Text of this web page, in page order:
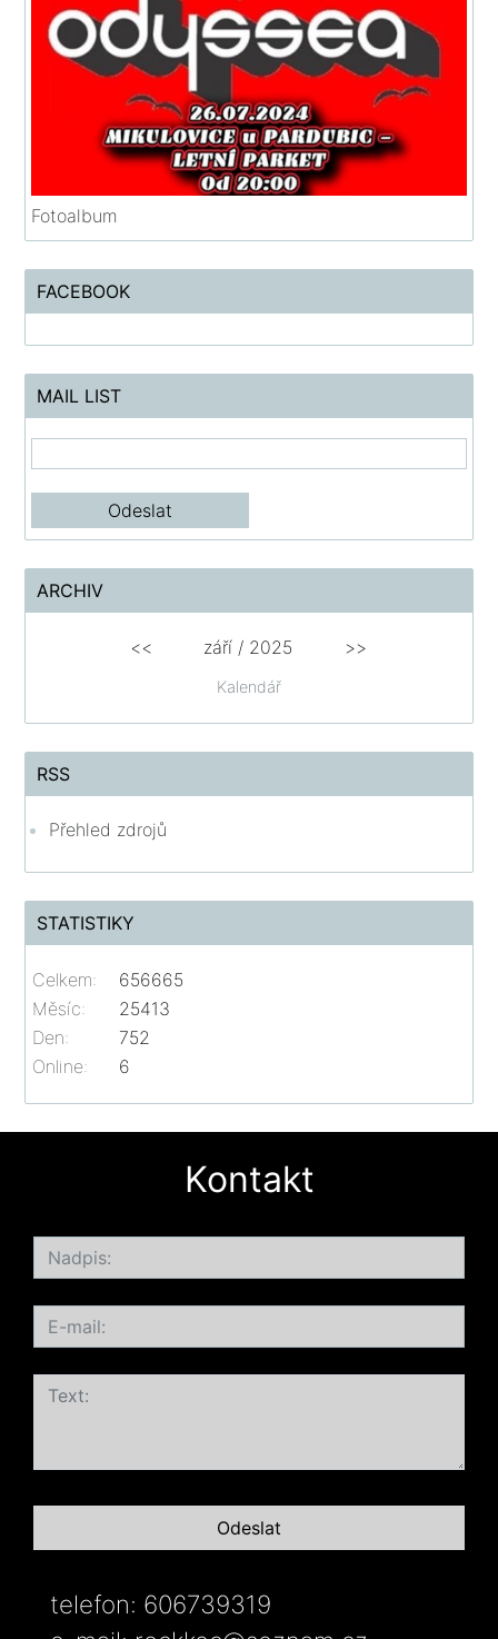
Fotoalbum
FACEBOOK
MAIL LIST
ARCHIV
Kalendář
<< září / 2025 >>
RSS
Přehled zdrojů
STATISTIKY
Online: 6
Celkem:
656665
Měsíc:
25413
Den:
752
Kontakt
telefon: 606739319